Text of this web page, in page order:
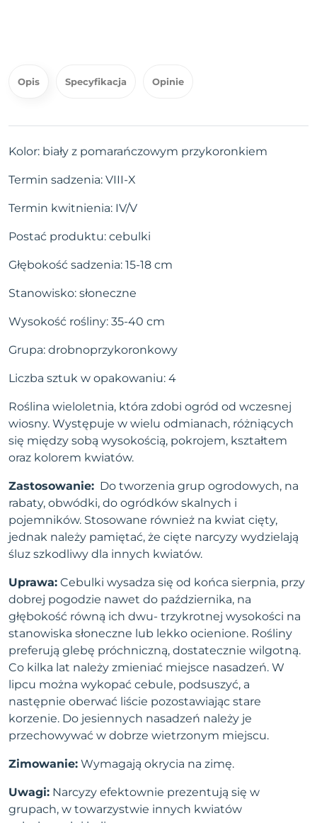
Opis Specyfikacja Opinie
Kolor: biały z pomarańczowym przykoronkiem
Termin sadzenia: VIII-X
Termin kwitnienia: IV/V
Postać produktu: cebulki
Głębokość sadzenia: 15-18 cm
Stanowisko: słoneczne
Wysokość rośliny: 35-40 cm
Grupa: drobnoprzykoronkowy
Liczba sztuk w opakowaniu: 4
Roślina wieloletnia, która zdobi ogród od wczesnej
wiosny. Występuje w wielu odmianach, różniących
się między sobą wysokością, pokrojem, kształtem
oraz kolorem kwiatów.
Zastosowanie: Do tworzenia grup ogrodowych, na
rabaty, obwódki, do ogródków skalnych i
pojemników. Stosowane również na kwiat cięty,
jednak należy pamiętać, że cięte narcyzy wydzielają
śluz szkodliwy dla innych kwiatów.
Uprawa: Cebulki wysadza się od końca sierpnia, przy
dobrej pogodzie nawet do października, na
głębokość równą ich dwu- trzykrotnej wysokości na
stanowiska słoneczne lub lekko ocienione. Rośliny
preferują glebę próchniczną, dostatecznie wilgotną.
Co kilka lat należy zmieniać miejsce nasadzeń. W
lipcu można wykopać cebule, podsuszyć, a
następnie oberwać liście pozostawiając stare
korzenie. Do jesiennych nasadzeń należy je
przechowywać w dobrze wietrzonym miejscu.
Zimowanie: Wymagają okrycia na zimę.
Uwagi: Narcyzy efektownie prezentują się w
grupach, w towarzystwie innych kwiatów